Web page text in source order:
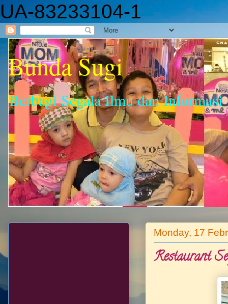
UA-83233104-1
Bunda Sugi
Berbagi Segala Ilmu dan Informasi
Monday, 17
Restaurant